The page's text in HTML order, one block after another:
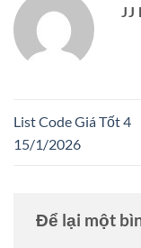
JJ
List Code Giá Tốt 4
15/1/2026
Để lại một